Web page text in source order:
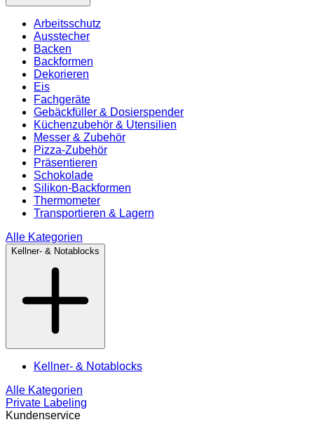
Arbeitsschutz
Ausstecher
Backen
Backformen
Dekorieren
Eis
Fachgeräte
Gebäckfüller & Dosierspender
Küchenzubehör & Utensilien
Messer & Zubehör
Pizza-Zubehör
Präsentieren
Schokolade
Silikon-Backformen
Thermometer
Transportieren & Lagern
Alle Kategorien
Kellner- & Notablocks
Kellner- & Notablocks
Alle Kategorien
Private Labeling
Kundenservice